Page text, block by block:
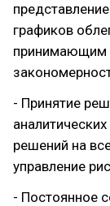
графиков
принимающим
- Принятие
решений на
управление
- Постоянное